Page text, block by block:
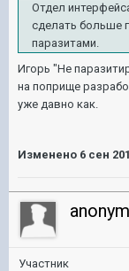
Отдел
сделать больше
паразитами.
Игорь "Не
на поприще
уже давно как.
Изменено 6 сен
Участник